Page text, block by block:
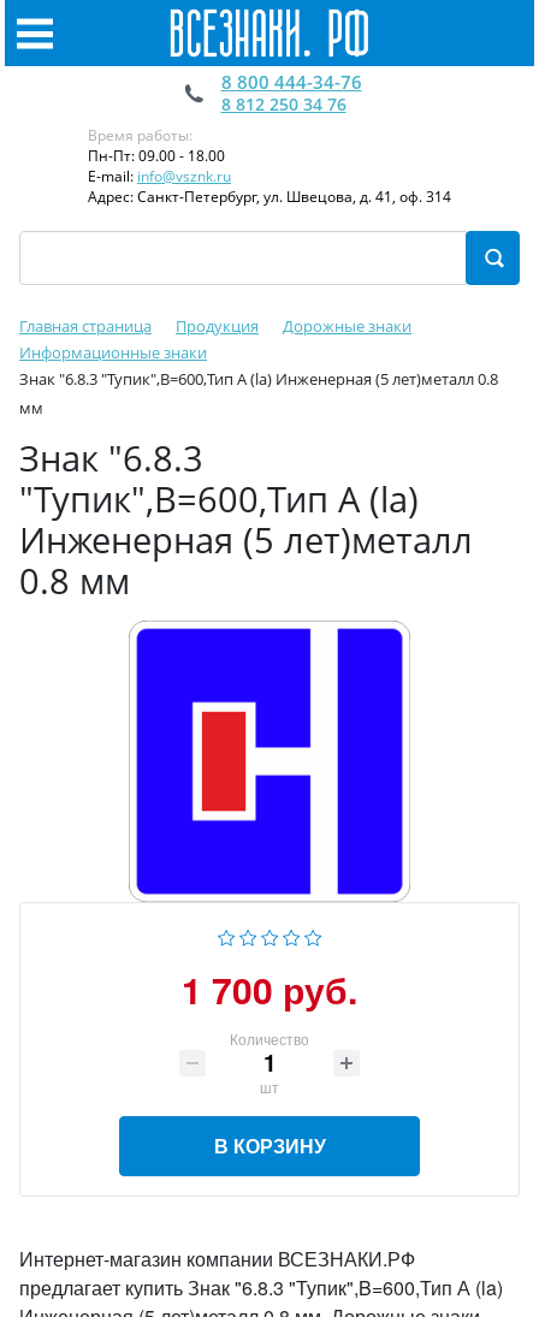
8 800 444-34-76
8 812 250 34 76
Время работы:
Пн-Пт: 09.00 - 18.00
E-mail: info@vsznk.ru
Адрес: Санкт-Петербург, ул. Швецова, д. 41, оф. 314
Главная страница Продукция
Дорожные знаки
Информационные знаки
Знак "6.8.3 "Тупик",B=600,Тип А (la) Инженерная (5 лет)металл 0.8
мм
Знак "6.8.3
"Тупик",B=600,Тип А (la)
Инженерная (5 лет)металл
0.8 мм
1 700 руб.
Количество
шт
В КОРЗИНУ
Интернет-магазин компании ВСЕЗНАКИ.РФ
предлагает купить Знак "6.8.3 "Тупик",B=600,Тип А (la)